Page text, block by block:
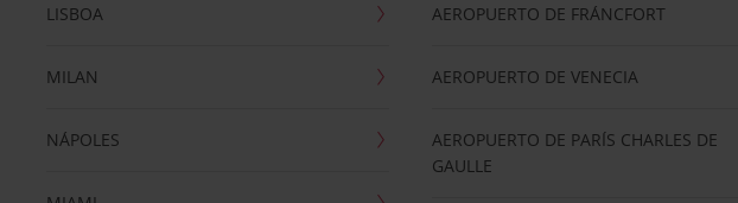
LISBOA
MILAN
NÁPOLES
AEROPUERTO DE FRÁNCFORT
AEROPUERTO DE VENECIA
AEROPUERTO DE PARÍS CHARLES DE
GAULLE